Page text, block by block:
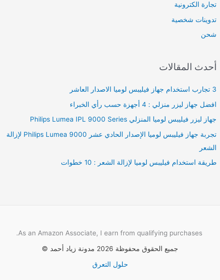
تجارة الكترونية
تدوينات شخصية
شحن
أحدث المقالات
3 تجارب استخدام جهاز فيليبس لوميا الاصدار العاشر
افضل جهاز ليزر منزلي : 4 أجهزة حسب رأي الخبراء
جهاز ليزر فيليبس لوميا المنزلي Philips Lumea IPL 9000 Series
تجربة جهاز فيليبس لوميا الإصدار الحادي عشر Philips Lumea 9000 لإزالة
الشعر
طريقة استخدام فيليبس لوميا لإزالة الشعر : 10 خطوات
As an Amazon Associate, I earn from qualifying purchases.
جميع الحقوق محفوظة 2026 مدونة زياد أحمد ©
حلول التعرق